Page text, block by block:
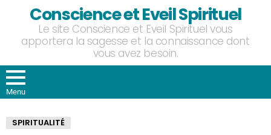
Conscience et Eveil Spirituel
Le site Conscience et Eveil Spirituel vous
apportera la sagesse et la connaissance dont
vous avez besoin.
Menu
SPIRITUALITÉ